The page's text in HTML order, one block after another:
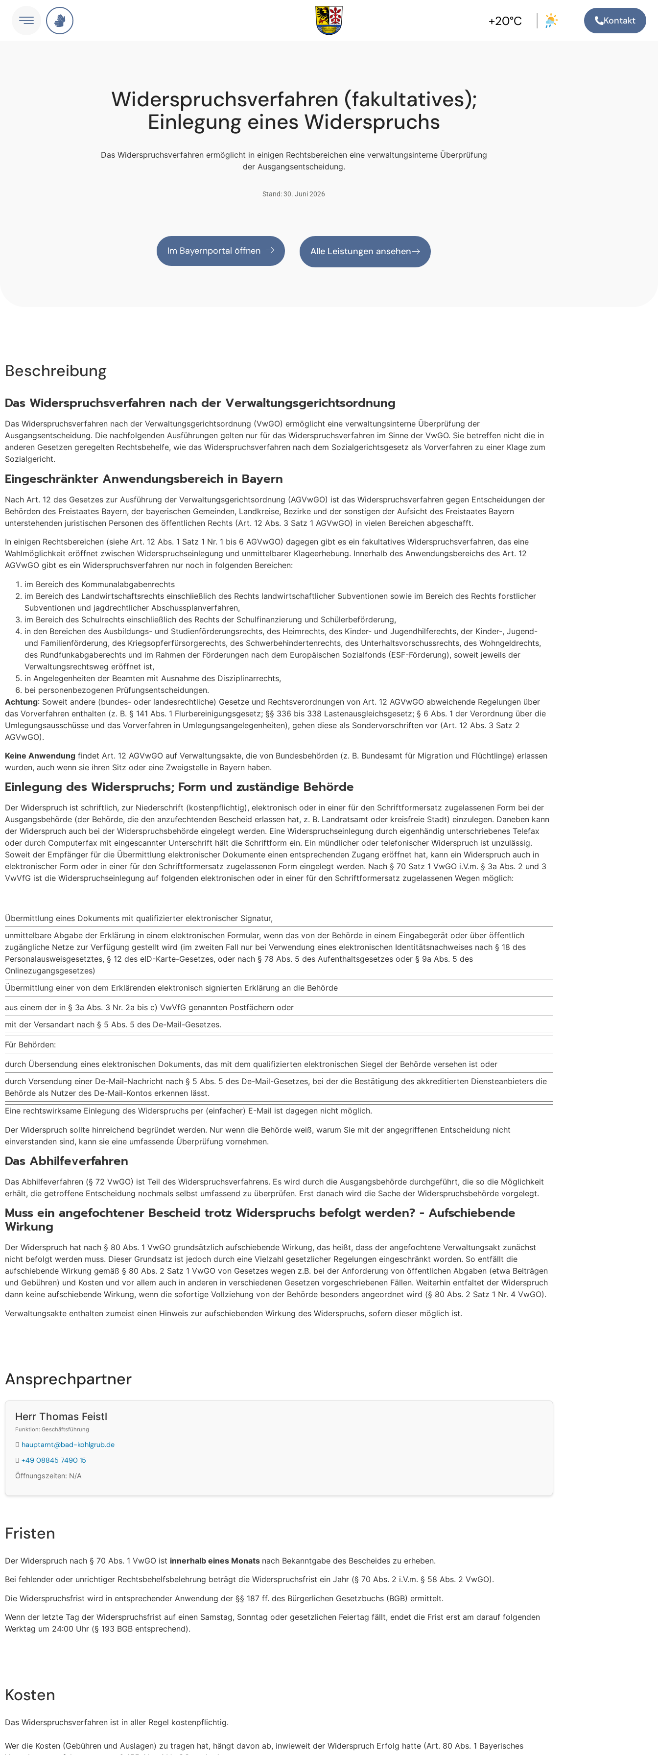
+20°C Kontakt
Widerspruchsverfahren (fakultatives);
Einlegung eines Widerspruchs
Das Widerspruchsverfahren ermöglicht in einigen Rechtsbereichen eine verwaltungsinterne Überprüfung
der Ausgangsentscheidung.
Stand: 30. Juni 2026
Im Bayernportal öffnen Alle Leistungen ansehen
Beschreibung
Das Widerspruchsverfahren nach der Verwaltungsgerichtsordnung
Das Widerspruchsverfahren nach der Verwaltungsgerichtsordnung (VwGO) ermöglicht eine verwaltungsinterne Überprüfung der
Ausgangsentscheidung. Die nachfolgenden Ausführungen gelten nur für das Widerspruchsverfahren im Sinne der VwGO. Sie betreffen nicht die in
anderen Gesetzen geregelten Rechtsbehelfe, wie das Widerspruchsverfahren nach dem Sozialgerichtsgesetz als Vorverfahren zu einer Klage zum
Sozialgericht.
Eingeschränkter Anwendungsbereich in Bayern
Nach Art. 12 des Gesetzes zur Ausführung der Verwaltungsgerichtsordnung (AGVwGO) ist das Widerspruchsverfahren gegen Entscheidungen der
Behörden des Freistaates Bayern, der bayerischen Gemeinden, Landkreise, Bezirke und der sonstigen der Aufsicht des Freistaates Bayern
unterstehenden juristischen Personen des öffentlichen Rechts (Art. 12 Abs. 3 Satz 1 AGVwGO) in vielen Bereichen abgeschafft.
In einigen Rechtsbereichen (siehe Art. 12 Abs. 1 Satz 1 Nr. 1 bis 6 AGVwGO) dagegen gibt es ein fakultatives Widerspruchsverfahren, das eine
Wahlmöglichkeit eröffnet zwischen Widerspruchseinlegung und unmittelbarer Klageerhebung. Innerhalb des Anwendungsbereichs des Art. 12
AGVwGO gibt es ein Widerspruchsverfahren nur noch in folgenden Bereichen:
im Bereich des Kommunalabgabenrechts
im Bereich des Landwirtschaftsrechts einschließlich des Rechts landwirtschaftlicher Subventionen sowie im Bereich des Rechts forstlicher
Subventionen und jagdrechtlicher Abschussplanverfahren,
im Bereich des Schulrechts einschließlich des Rechts der Schulfinanzierung und Schülerbeförderung,
in den Bereichen des Ausbildungs- und Studienförderungsrechts, des Heimrechts, des Kinder- und Jugendhilferechts, der Kinder-, Jugend-
und Familienförderung, des Kriegsopferfürsorgerechts, des Schwerbehindertenrechts, des Unterhaltsvorschussrechts, des Wohngeldrechts,
des Rundfunkabgaberechts und im Rahmen der Förderungen nach dem Europäischen Sozialfonds (ESF-Förderung), soweit jeweils der
Verwaltungsrechtsweg eröffnet ist,
in Angelegenheiten der Beamten mit Ausnahme des Disziplinarrechts,
bei personenbezogenen Prüfungsentscheidungen.
Achtung: Soweit andere (bundes- oder landesrechtliche) Gesetze und Rechtsverordnungen von Art. 12 AGVwGO abweichende Regelungen über
das Vorverfahren enthalten (z. B. § 141 Abs. 1 Flurbereinigungsgesetz; §§ 336 bis 338 Lastenausgleichsgesetz; § 6 Abs. 1 der Verordnung über die
Umlegungsausschüsse und das Vorverfahren in Umlegungsangelegenheiten), gehen diese als Sondervorschriften vor (Art. 12 Abs. 3 Satz 2
AGVwGO).
Keine Anwendung findet Art. 12 AGVwGO auf Verwaltungsakte, die von Bundesbehörden (z. B. Bundesamt für Migration und Flüchtlinge) erlassen
wurden, auch wenn sie ihren Sitz oder eine Zweigstelle in Bayern haben.
Einlegung des Widerspruchs; Form und zuständige Behörde
Der Widerspruch ist schriftlich, zur Niederschrift (kostenpflichtig), elektronisch oder in einer für den Schriftformersatz zugelassenen Form bei der
Ausgangsbehörde (der Behörde, die den anzufechtenden Bescheid erlassen hat, z. B. Landratsamt oder kreisfreie Stadt) einzulegen. Daneben kann
der Widerspruch auch bei der Widerspruchsbehörde eingelegt werden. Eine Widerspruchseinlegung durch eigenhändig unterschriebenes Telefax
oder durch Computerfax mit eingescannter Unterschrift hält die Schriftform ein. Ein mündlicher oder telefonischer Widerspruch ist unzulässig.
Soweit der Empfänger für die Übermittlung elektronischer Dokumente einen entsprechenden Zugang eröffnet hat, kann ein Widerspruch auch in
elektronischer Form oder in einer für den Schriftformersatz zugelassenen Form eingelegt werden. Nach § 70 Satz 1 VwGO i.V.m. § 3a Abs. 2 und 3
VwVfG ist die Widerspruchseinlegung auf folgenden elektronischen oder in einer für den Schriftformersatz zugelassenen Wegen möglich:
Übermittlung eines Dokuments mit qualifizierter elektronischer Signatur,
unmittelbare Abgabe der Erklärung in einem elektronischen Formular, wenn das von der Behörde in einem Eingabegerät oder über öffentlich
zugängliche Netze zur Verfügung gestellt wird (im zweiten Fall nur bei Verwendung eines elektronischen Identitätsnachweises nach § 18 des
Personalausweisgesetztes, § 12 des eID-Karte-Gesetzes, oder nach § 78 Abs. 5 des Aufenthaltsgesetzes oder § 9a Abs. 5 des
Onlinezugangsgesetzes)
Übermittlung einer von dem Erklärenden elektronisch signierten Erklärung an die Behörde
aus einem der in § 3a Abs. 3 Nr. 2a bis c) VwVfG genannten Postfächern oder
mit der Versandart nach § 5 Abs. 5 des De-Mail-Gesetzes.
Für Behörden:
durch Übersendung eines elektronischen Dokuments, das mit dem qualifizierten elektronischen Siegel der Behörde versehen ist oder
durch Versendung einer De-Mail-Nachricht nach § 5 Abs. 5 des De-Mail-Gesetzes, bei der die Bestätigung des akkreditierten Diensteanbieters die
Behörde als Nutzer des De-Mail-Kontos erkennen lässt.
Eine rechtswirksame Einlegung des Widerspruchs per (einfacher) E-Mail ist dagegen nicht möglich.
Der Widerspruch sollte hinreichend begründet werden. Nur wenn die Behörde weiß, warum Sie mit der angegriffenen Entscheidung nicht
einverstanden sind, kann sie eine umfassende Überprüfung vornehmen.
Das Abhilfeverfahren
Das Abhilfeverfahren (§ 72 VwGO) ist Teil des Widerspruchsverfahrens. Es wird durch die Ausgangsbehörde durchgeführt, die so die Möglichkeit
erhält, die getroffene Entscheidung nochmals selbst umfassend zu überprüfen. Erst danach wird die Sache der Widerspruchsbehörde vorgelegt.
Muss ein angefochtener Bescheid trotz Widerspruchs befolgt werden? - Aufschiebende
Wirkung
Der Widerspruch hat nach § 80 Abs. 1 VwGO grundsätzlich aufschiebende Wirkung, das heißt, dass der angefochtene Verwaltungsakt zunächst
nicht befolgt werden muss. Dieser Grundsatz ist jedoch durch eine Vielzahl gesetzlicher Regelungen eingeschränkt worden. So entfällt die
aufschiebende Wirkung gemäß § 80 Abs. 2 Satz 1 VwGO von Gesetzes wegen z.B. bei der Anforderung von öffentlichen Abgaben (etwa Beiträgen
und Gebühren) und Kosten und vor allem auch in anderen in verschiedenen Gesetzen vorgeschriebenen Fällen. Weiterhin entfaltet der Widerspruch
dann keine aufschiebende Wirkung, wenn die sofortige Vollziehung von der Behörde besonders angeordnet wird (§ 80 Abs. 2 Satz 1 Nr. 4 VwGO).
Verwaltungsakte enthalten zumeist einen Hinweis zur aufschiebenden Wirkung des Widerspruchs, sofern dieser möglich ist.
Ansprechpartner
Herr Thomas Feistl
Funktion: Geschäftsführung
hauptamt@bad-kohlgrub.de
+49 08845 7490 15
Öffnungszeiten: N/A
Fristen
Der Widerspruch nach § 70 Abs. 1 VwGO ist innerhalb eines Monats nach Bekanntgabe des Bescheides zu erheben.
Bei fehlender oder unrichtiger Rechtsbehelfsbelehrung beträgt die Widerspruchsfrist ein Jahr (§ 70 Abs. 2 i.V.m. § 58 Abs. 2 VwGO).
Die Widerspruchsfrist wird in entsprechender Anwendung der §§ 187 ff. des Bürgerlichen Gesetzbuchs (BGB) ermittelt.
Wenn der letzte Tag der Widerspruchsfrist auf einen Samstag, Sonntag oder gesetzlichen Feiertag fällt, endet die Frist erst am darauf folgenden
Werktag um 24:00 Uhr (§ 193 BGB entsprechend).
Kosten
Das Widerspruchsverfahren ist in aller Regel kostenpflichtig.
Wer die Kosten (Gebühren und Auslagen) zu tragen hat, hängt davon ab, inwieweit der Widerspruch Erfolg hatte (Art. 80 Abs. 1 Bayerisches